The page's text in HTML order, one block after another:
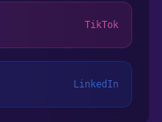
TikTok
LinkedIn